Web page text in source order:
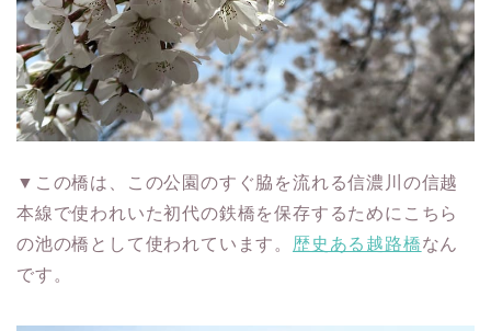
▼この橋は、この公園のすぐ脇を流れる信濃川の信越
本線で使われいた初代の鉄橋を保存するためにこちら
の池の橋として使われています。 歴史ある越路橋なん
です。